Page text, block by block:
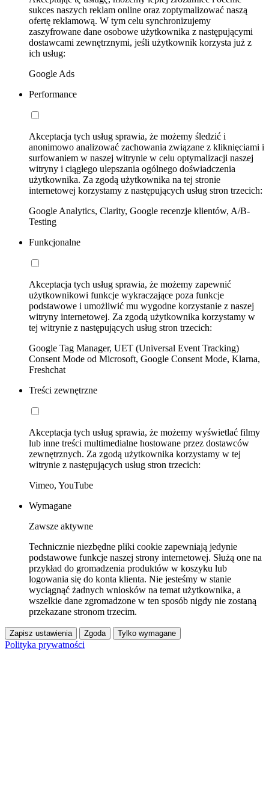
sukces naszych reklam online oraz zoptymalizować naszą
ofertę reklamową. W tym celu synchronizujemy
zaszyfrowane dane osobowe użytkownika z następującymi
dostawcami zewnętrznymi, jeśli użytkownik korzysta już z
ich usług:
Google Ads
Performance
Akceptacja tych usług sprawia, że możemy śledzić i
anonimowo analizować zachowania związane z kliknięciami i
surfowaniem w naszej witrynie w celu optymalizacji naszej
witryny i ciągłego ulepszania ogólnego doświadczenia
użytkownika. Za zgodą użytkownika na tej stronie
internetowej korzystamy z następujących usług stron trzecich:
Google Analytics, Clarity, Google recenzje klientów, A/B-
Testing
Funkcjonalne
Akceptacja tych usług sprawia, że możemy zapewnić
użytkownikowi funkcje wykraczające poza funkcje
podstawowe i umożliwić mu wygodne korzystanie z naszej
witryny internetowej. Za zgodą użytkownika korzystamy w
tej witrynie z następujących usług stron trzecich:
Google Tag Manager, UET (Universal Event Tracking)
Consent Mode od Microsoft, Google Consent Mode, Klarna,
Freshchat
Treści zewnętrzne
Akceptacja tych usług sprawia, że możemy wyświetlać filmy
lub inne treści multimedialne hostowane przez dostawców
zewnętrznych. Za zgodą użytkownika korzystamy w tej
witrynie z następujących usług stron trzecich:
Vimeo, YouTube
Wymagane
Zawsze aktywne
Technicznie niezbędne pliki cookie zapewniają jedynie
podstawowe funkcje naszej strony internetowej. Służą one na
przykład do gromadzenia produktów w koszyku lub
logowania się do konta klienta. Nie jesteśmy w stanie
wyciągnąć żadnych wniosków na temat użytkownika, a
wszelkie dane zgromadzone w ten sposób nigdy nie zostaną
przekazane stronom trzecim.
Zapisz ustawienia Zgoda Tylko wymagane
Polityka prywatności